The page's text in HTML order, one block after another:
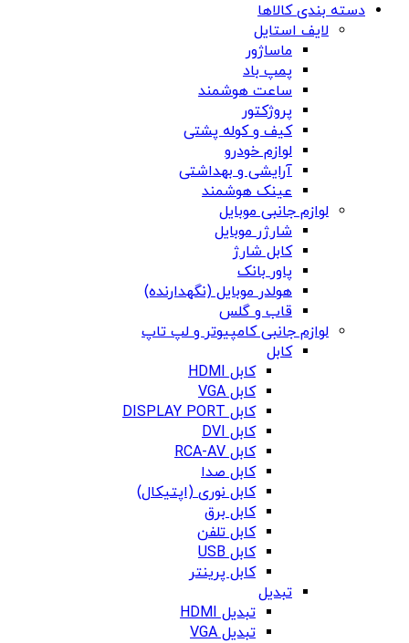
دسته بندی کالاها
لایف استایل
ماساژور
پمپ باد
ساعت هوشمند
پروژکتور
کیف و کوله پشتی
لوازم خودرو
آرایشی و بهداشتی
عینک هوشمند
لوازم جانبی موبایل
شارژر موبایل
کابل شارژ
پاور بانک
هولدر موبایل (نگهدارنده)
قاب و گلس
لوازم جانبی کامپیوتر و لپ تاپ
کابل
کابل HDMI
کابل VGA
کابل DISPLAY PORT
کابل DVI
کابل RCA-AV
کابل صدا
کابل نوری (اپتیکال)
کابل برق
کابل تلفن
کابل USB
کابل پرینتر
تبدیل
تبدیل HDMI
تبدیل VGA